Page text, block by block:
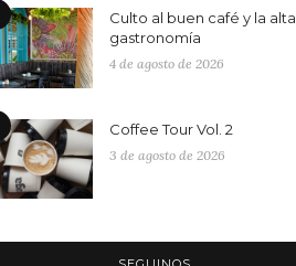
Culto al buen café y la alta
gastronomía
4 de agosto de 2026
Coffee Tour Vol. 2
3 de agosto de 2026